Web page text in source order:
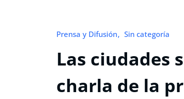
Prensa y Difusión Sin categoría
Las ciudades
charla de la